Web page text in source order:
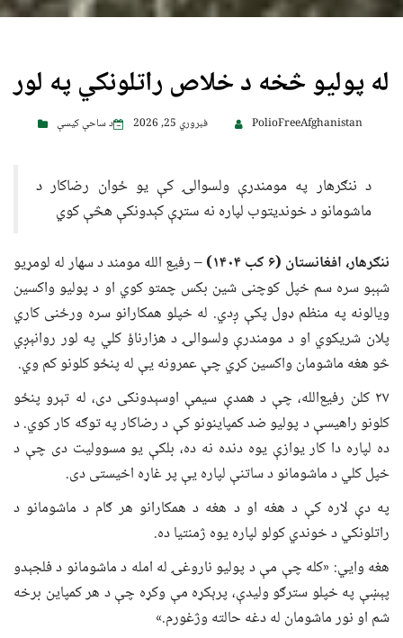
له پولیو څخه د خلاص راتلونکي په لور
PolioFreeAfghanistan فبروري 25, 2026 د ساحې کیسې
د ننګرهار په مومندرې ولسوالۍ کې یو ځوان رضاکار د
ماشومانو د خوندیتوب لپاره نه ستړې کېدونکې هڅې کوي
ننګرهار، افغانستان (۶ کب ۱۴۰۴)
– رفیع الله مومند د سهار له لومړیو
شېبو سره سم خپل کوچنی شین بکس چمتو کوي او د پولیو واکسین
ویالونه په منظم ډول پکې ږدي. له خپلو همکارانو سره ورځنی کاري
پلان شریکوي او د مومندرې ولسوالۍ د هزارناؤ کلي په لور روانېږي
څو هغه ماشومان واکسین کړي چې عمرونه یې له پنځو کلونو کم وي.
۲۷ کلن رفیع‌الله، چې د همدې سیمې اوسېدونکی دی، له تېرو پنځو
کلونو راهیسې د پولیو ضد کمپاینونو کې د رضاکار په توګه کار کوي. د
ده لپاره دا کار یوازې یوه دنده نه ده، بلکې یو مسوولیت دی چې د
خپل کلي د ماشومانو د ساتنې لپاره یې پر غاړه اخیستی دی.
په دې لاره کې د هغه او د هغه د همکارانو هر ګام د ماشومانو د
راتلونکي د خوندي کولو لپاره یوه ژمنتیا ده.
هغه وايي: «کله چې مې د پولیو ناروغۍ له امله د ماشومانو د فلجېدو
پېښې په خپلو سترګو ولیدې، پرېکړه مې وکړه چې د هر کمپاین برخه
شم او نور ماشومان له دغه حالته وژغورم.»